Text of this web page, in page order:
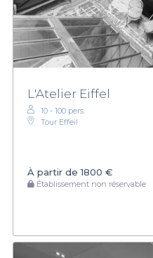
L'Atelier Eiffel
10 - 100 pers.
Tour Effeil
À partir de1800 €
Établissement non réservable